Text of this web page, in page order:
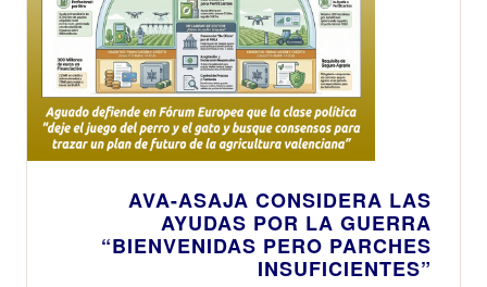
AVA-ASAJA CONSIDERA LAS
AYUDAS POR LA GUERRA
“BIENVENIDAS PERO PARCHES
INSUFICIENTES”